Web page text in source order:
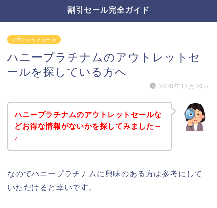
割引セール完全ガイド
アウトレットセール
ハニープラチナムのアウトレットセ
ールを探している方へ
2020年11月20日
ハニープラチナムのアウトレットセールな
どお得な情報がないかを探してみました～
♪
なのでハニープラチナムに興味のある方は参考にして
いただけると幸いです。